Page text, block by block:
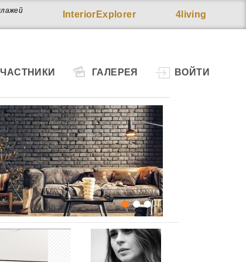
4living
InteriorExplorer
ГАЛЕРЕЯ ВОЙТИ